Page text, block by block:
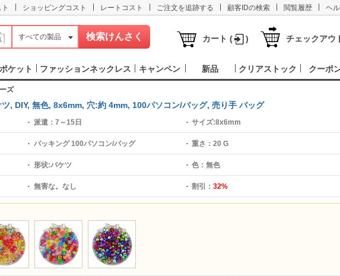
ショッピングコスト レートコスト ご注文を追跡する 顧客IDの検索 閲覧履歴 ヘ
すべての製品 カート ( ) チェックアウ
ケット ファッションネックレス キャンペン 新品 クリアストック クーポ
ズ
, DIY, 無色, 8x6mm, 穴:約 4mm, 100パソコン/バッグ, 売り手 バッグ
派遣： 7～15日 サイズ:8x6mm
パッキング 100パソコン/バッグ 重さ：20 G
形状:バケツ 色：無色
無害な。 なし 割引：32%